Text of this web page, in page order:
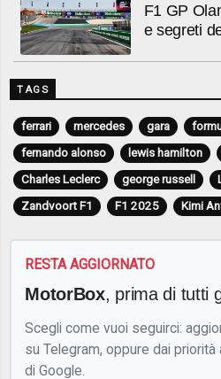
F1 GP
e segreti
TAGS
ferrari mercedes gara
fernando alonso
lewis hamilton
Charles Leclerc
george russell
Zandvoort F1
F1 2025 Kimi
RESTA AGGIORNATO
MotorBox, prima di tutti
Scegli come vuoi seguirci:
su Telegram, oppure dai
di Google.